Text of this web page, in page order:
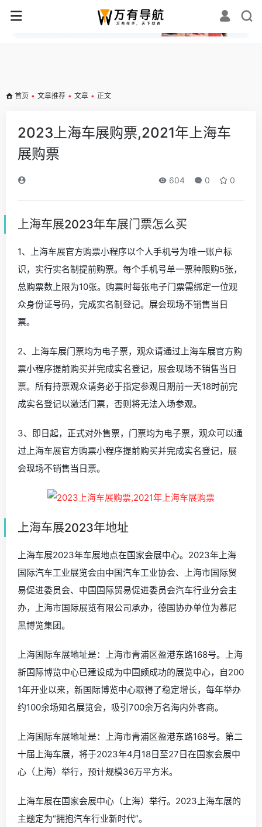
✕
首页 • 文章推荐 • 文章 • 正文
2023上海车展购票,2021年上海车
展购票
604 0 0
上海车展2023年车展门票怎么买
1、上海车展官方购票小程序以个人手机号为唯一账户标
识，实行实名制提前购票。每个手机号单一票种限购5张，
总购票数上限为10张。购票时每张电子门票需绑定一位观
众身份证号码，完成实名制登记。展会现场不销售当日
票。
2、上海车展门票均为电子票，观众请通过上海车展官方购
票小程序提前购买并完成实名登记，展会现场不销售当日
票。所有持票观众请务必于指定参观日期前一天18时前完
成实名登记以激活门票，否则将无法入场参观。
3、即日起，正式对外售票，门票均为电子票，观众可以通
过上海车展官方购票小程序提前购买并完成实名登记，展
会现场不销售当日票。
上海车展2023年地址
上海车展2023年车展地点在国家会展中心。2023年上海
国际汽车工业展览会由中国汽车工业协会、上海市国际贸
易促进委员会、中国国际贸易促进委员会汽车行业分会主
办，上海市国际展览有限公司承办，德国协办单位为慕尼
黑博览集团。
上海国际车展地址是：上海市青浦区盈港东路168号。上海
新国际博览中心已建设成为中国颇成功的展览中心，自200
1年开业以来，新国际博览中心取得了稳定增长，每年举办
约100余场知名展览会，吸引700余万名海内外客商。
上海国际车展地址是：上海市青浦区盈港东路168号。第二
十届上海车展，将于2023年4月18日至27日在国家会展中
心（上海）举行，预计规模36万平方米。
上海车展在国家会展中心（上海）举行。2023上海车展的
主题定为“拥抱汽车行业新时代”。